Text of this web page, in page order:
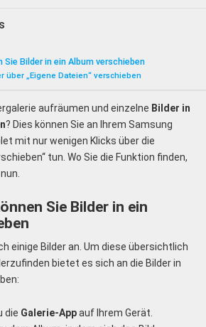
Sie Bilder in ein Album verschieben
über „Eigene Dateien“ verschieben
aufräumen und einzelne Bilder in
? Dies können Sie an Ihrem Samsung
mit nur wenigen Klicks über die
tun. Wo Sie die Funktion finden,
Sie Bilder in ein
einige Bilder an. Um diese übersichtlich
bietet es sich an die Bilder in
die Galerie-Appauf Ihrem Gerät.